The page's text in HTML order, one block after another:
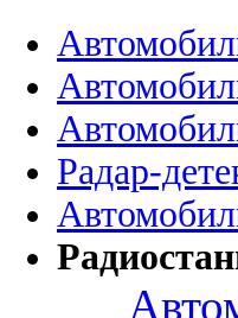
Радар-